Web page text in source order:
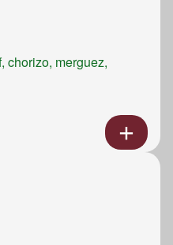
chorizo, merguez,